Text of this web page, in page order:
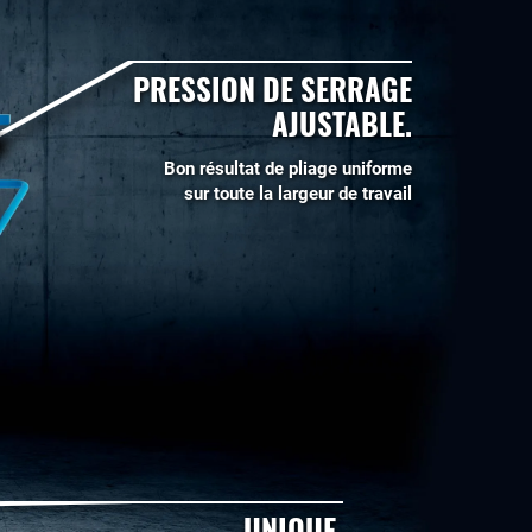
PRESSION DE SERRAGE
AJUSTABLE.
Bon résultat de pliage uniforme
sur toute la largeur de travail